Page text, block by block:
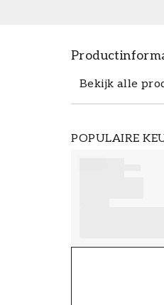
Bekijk alle
POPULAIRE